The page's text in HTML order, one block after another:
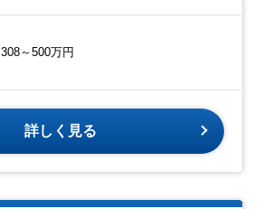
308～500万円
詳しく見る